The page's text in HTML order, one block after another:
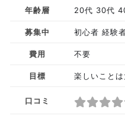
年齢層 20代 30代
募集中 初心者 経験
費用 不要
目標 楽しいことは
口コミ